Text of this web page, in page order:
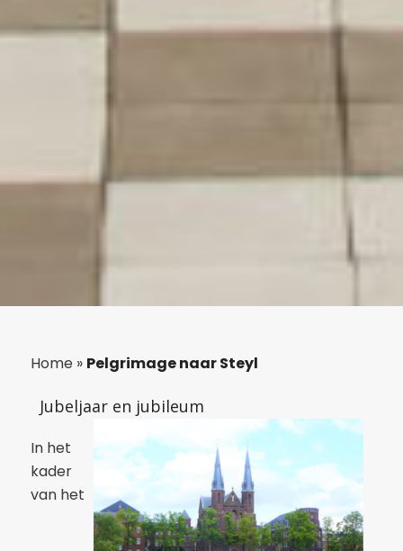
Home » Pelgrimage naar Steyl
Jubeljaar en jubileum
In het
kader
van het